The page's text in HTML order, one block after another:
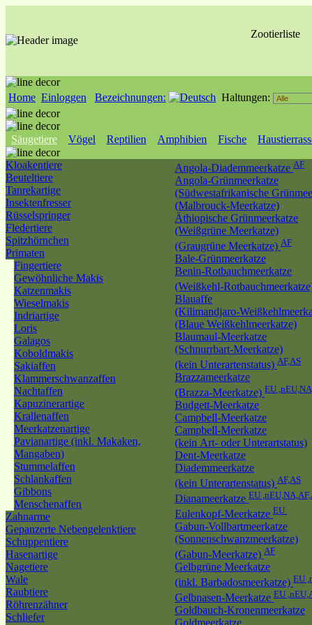
Zootierliste
Home Einloggen Bezeichnungen: Haltungen:
Säugetiere Vögel Reptilien Amphibien Fische
Kloakentiere
Beuteltiere
Tanrekartige
Insektenfresser
Rüsselspringer
Fledertiere
Spitzhörnchen
Primaten
Fingertiere
Gewöhnliche Makis
Katzenmakis
Wieselmakis
Indriartige
Loris
Galagos
Koboldmakis
Sakiaffen
Klammerschwanzaffen
Nachtaffen
Kapuzinerartige
Krallenaffen
Meerkatzenartige
Pavianartige (inkl. Makaken,
Mangaben)
Stummelaffen
Schlankaffen
Gibbons
Menschenaffen
Zahnarme
Gepanzerte Nebengelenktiere
Schuppentiere
Hasenartige
Nagetiere
Wale
Raubtiere
Röhrenzähner
Schliefer
Angola-Diademmeerkatze AF
Angola-Grünmeerkatze
(Südwestafrikanische
(Malbrouck-Meerkatze)
Äthiopische Grünmeerkatze
(Weißgrüne Meerkatze)
(Graugrüne Meerkatze) AF
Bale-Grünmeerkatze
Benin-Rotbauchmeerkatze
(Weißkehl-
Blauaffe
(Kilimandjaro-
(Blaue Weißkehlmeerkatze)
Blaumaul-Meerkatze
(Schnurrbart-Meerkatze)
(kein Unterartenstatus) AF,AS
Brazzameerkatze
(Brazza-Meerkatze) EU
Budgett-Meerkatze
Campbell-Meerkatze
Campbell-Meerkatze
(kein Art- oder Unterartstatus)
Dent-Meerkatze
Diademmeerkatze
(kein Unterartenstatus) AF,AS
Dianameerkatze EU
Eulenkopf-Meerkatze EU
Gabun-Vollbartmeerkatze
(Sonnenschwanzmeerkatze)
(Gabun-Meerkatze) AF
Gelbgrüne Meerkatze
(inkl. Barbadosmeerkatze) EU
Gelbnasen-Meerkatze EU
Goldbauch-Kronenmeerkatze
Goldmeerkatze